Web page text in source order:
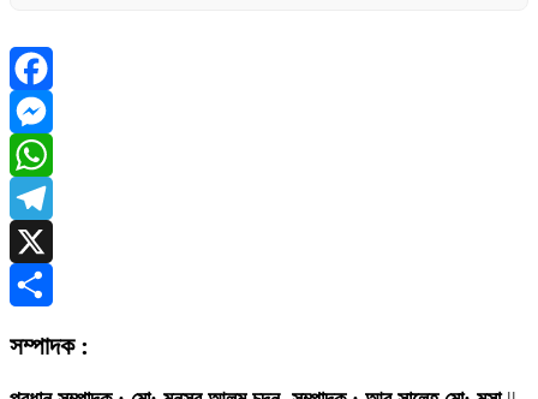
Facebook
Messenger
WhatsApp
Telegram
X
সম্পাদক :